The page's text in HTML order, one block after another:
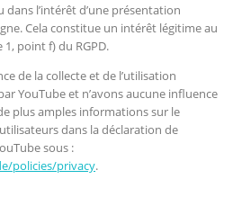
dans l’intérêt d’une présentation
Cela constitue un intérêt légitime au
1, point f) du RGPD.
de la collecte et de l’utilisation
YouTube et n’avons aucune influence
plus amples informations sur le
dans la déclaration de
sous :
policies/privacy.